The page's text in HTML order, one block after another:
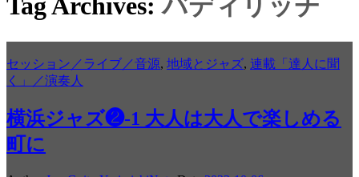
Tag Archives:バディリッチ
セッション／ライブ／音源, 地域とジャズ, 連載「達人に聞
く」／演奏人
横浜ジャズ❷-1 大人は大人で楽しめる
町に